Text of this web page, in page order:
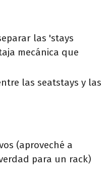
las 'stays
mecánica que
las seatstays y las
(aproveché a
para un rack)